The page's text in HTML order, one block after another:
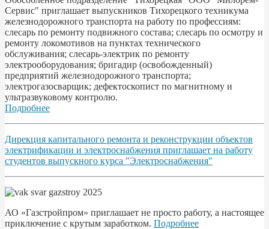
Сервис" приглашает выпускников Тихорецкого техникума
железнодорожного транспорта на работу по профессиям:
слесарь по ремонту подвижного состава; слесарь по осмотру и
ремонту локомотивов на пунктах технического
обслуживания; слесарь-электрик по ремонту
электрооборудования; бригадир (освобожденный)
предприятий железнодорожного транспорта;
электрогазосварщик; дефектоскопист по магнитному и
ультразвуковому контролю.
Подробнее
Дирекция капитального ремонта и реконструкции объектов
электрификации и электроснабжения приглашает на работу
студентов выпускного курса "Электроснабжения"
АО «Газстройпром» приглашает не просто работу, а настоящее
приключение с крутым заработком. Подробнее